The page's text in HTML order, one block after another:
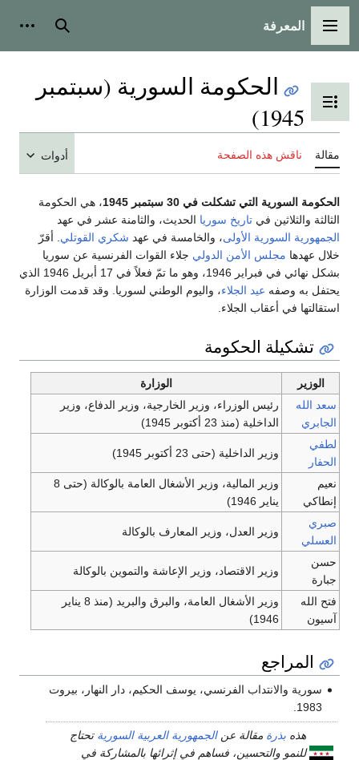
الرئيسية
المعرفة أدوات
عرض جدول المحتويات
الحكومة السورية (سبتمبر
1945)
ناقش هذه الصفحة
السورية التي تشكلت في 30 سبتمبر 1945
، هي الحكومة
والثلاثين فيتاريخ سورياالحديث، والثامنة عشر في عهد
السورية الأولى، والخامسة في عهدشكري القوتلي . أقرّ
عهدهامجلس الأمن الدولي جلاء القوات الفرنسية عن سوريا
بشكل نهائي في فبراير 1946، وهو ما تمّ فعلاً في 17 أبريل 1946 الذي
به وصفه عيد الجلاء، واليوم الوطني لسوريا. وقد قدمت الوزارة
في أعقاب الجلاء.
تشكيلة الحكومة
الله
رئيس الوزراء، وزير الخارجية، وزير الدفاع، وزير
الداخلية (منذ 23 أكتوبر 1945)
وزير الداخلية (حتى 23 أكتوبر 1945)
وزير المالية، وزير الأشغال العامة بالوكالة (حتى 8
يناير 1946)
وزير العدل، وزير المعارف بالوكالة
وزير الاقتصاد، وزير الإعاشة والتموين بالوكالة
الله
وزير الأشغال العامة، والبرق والبريد (منذ 8 يناير
1946)
المراجع
سورية والانتداب الفرنسي، يوسف الحكيم، دار النهار، بيروت
بذرةمقالة عنالجمهورية العربية السوريةتحتاج
للنمو والتحسين، فساهم في إثرائها بالمشاركة في